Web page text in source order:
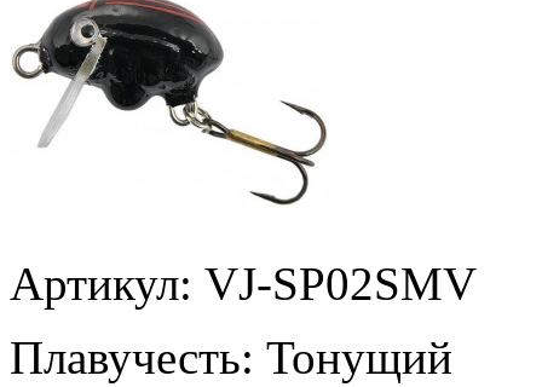
Артикул: VJ-SP02SMV
Плавучесть: Тонущий